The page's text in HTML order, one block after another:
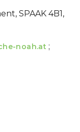
SPAAK 4B1,
noah.at ;